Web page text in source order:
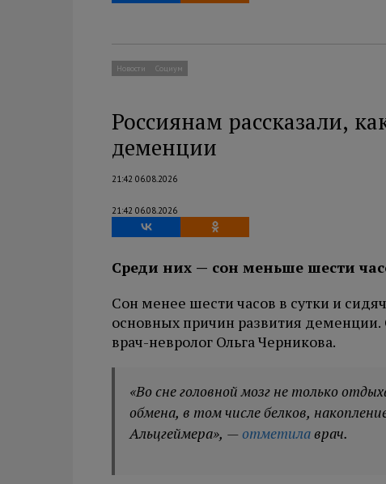
Новости Социум
Россиянам рассказали,
деменции
21:42 06.08.2026
21:42 06.08.2026
Среди них — сон меньше шести
Сон менее шести часов в сутки и
основных причин развития деменции.
врач-невролог Ольга Черникова.
«Во сне головной мозг не только
обмена, в том числе белков,
Альцгеймера», —отметилаврач.